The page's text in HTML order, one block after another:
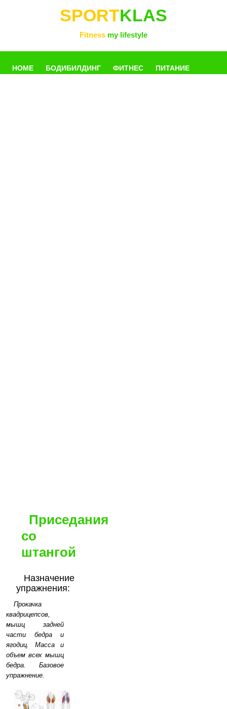
SPORTKLAS
Fitness my lifestyle
HOME БОДИБИЛДИНГ ФИТНЕС ПИТАНИЕ
Приседания
со
штангой
Назначение
упражнения:
Прокачка
квадрицепсов,
мышц задней
части бедра и
ягодиц. Масса и
объем всех мышц
бедра. Базовое
упражнение.